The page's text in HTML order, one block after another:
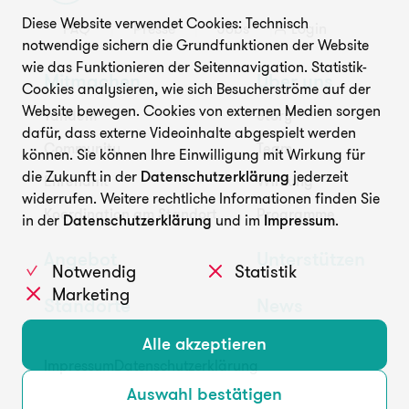
Unterstützen
FAQ Presse Jobs Login
FAQ Presse Jobs Login
Mitmachen
Tandem
Community
Ehrenamt
Koordination am Standort
Standorte
Über uns
Story
Team
Wirkung
Programme
Diese Website verwendet Cookies: Technisch
notwendige sichern die Grundfunktionen der Website
wie das Funktionieren der Seitennavigation. Statistik-
Cookies analysieren, wie sich Besucherströme auf der
Website bewegen. Cookies von externen Medien sorgen
dafür, dass externe Videoinhalte abgespielt werden
können. Sie können Ihre Einwilligung mit Wirkung für
die Zukunft in der Datenschutzerklärung jederzeit
widerrufen. Weitere rechtliche Informationen finden Sie
in der Datenschutzerklärung und im Impressum.
Notwendig
Statistik
Marketing
Alle akzeptieren
Auswahl bestätigen